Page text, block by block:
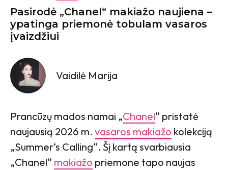
Pasirodė „Chanel“ makiažo naujiena –
ypatinga priemonė tobulam vasaros
įvaizdžiui
Vaidilė Marija
Prancūzų mados namai „Chanel“ pristatė
naujausią 2026 m. vasaros makiažo kolekciją
„Summer‘s Calling“. Šį kartą svarbiausia
„Chanel“ makiažo priemone tapo naujas